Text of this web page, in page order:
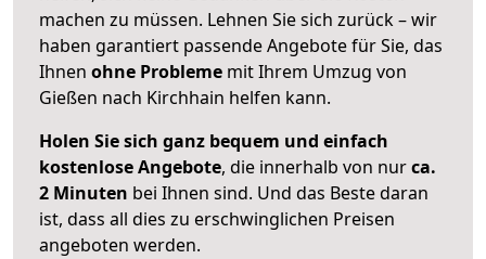
machen zu müssen. Lehnen Sie sich zurück – wir
haben garantiert passende Angebote für Sie, das
Ihnen ohne Probleme mit Ihrem Umzug von
Gießen nach Kirchhain helfen kann.
Holen Sie sich ganz bequem und einfach
kostenlose Angebote, die innerhalb von nurca.
2 Minuten bei Ihnen sind. Und das Beste daran
ist, dass all dies zu erschwinglichen Preisen
angeboten werden.